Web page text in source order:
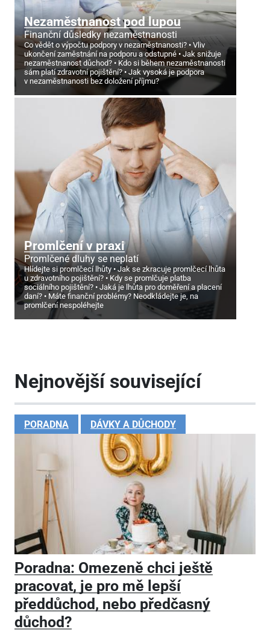
Nezaměstnanost pod lupou
Finanční důsledky nezaměstnanosti
Co vědět o výpočtu podpory v nezaměstnanosti?
Vliv
ukončení zaměstnání na podporu a odstupné
Jak snižuje
nezaměstnanost důchod?
Kdo si během nezaměstnanosti
sám platí zdravotní pojištění?
Jak vysoká je podpora
v nezaměstnanosti bez doložení příjmu?
Promlčení v praxi
Promlčené dluhy se neplatí
Hlídejte si promlčecí lhůty
Jak se zkracuje promlčecí lhůta
u zdravotního pojištění?
Kdy se promlčuje platba
sociálního pojištění?
Jaká je lhůta pro doměření a placení
daní?
Máte finanční problémy? Neodkládejte je, na
promlčení nespoléhejte
Nejnovější související
PORADNA DÁVKY A DŮCHODY
Poradna: Omezeně chci ještě
pracovat, je pro mě lepší
předdůchod, nebo předčasný
důchod?